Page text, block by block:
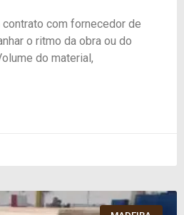
com fornecedor de
o ritmo da obra ou do
do material,